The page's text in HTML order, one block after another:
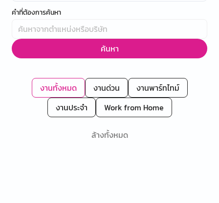
คำที่ต้องการค้นหา
ค้นหา
งานทั้งหมด งานด่วน
งานพาร์ทไทม์
งานประจำ
Work from Home
ล้างทั้งหมด